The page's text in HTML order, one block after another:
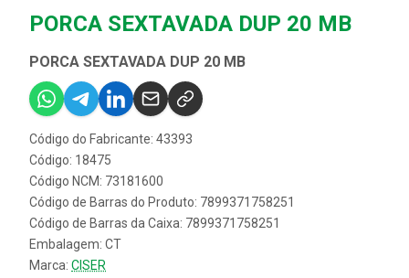
PORCA SEXTAVADA DUP 20 MB
PORCA SEXTAVADA DUP 20 MB
Código do Fabricante: 43393
Código: 18475
Código NCM: 73181600
Código de Barras do Produto: 7899371758251
Código de Barras da Caixa: 7899371758251
Embalagem: CT
Marca: CISER